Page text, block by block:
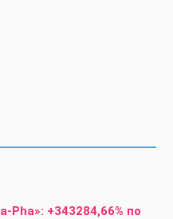
Pha»: +343284,66% по